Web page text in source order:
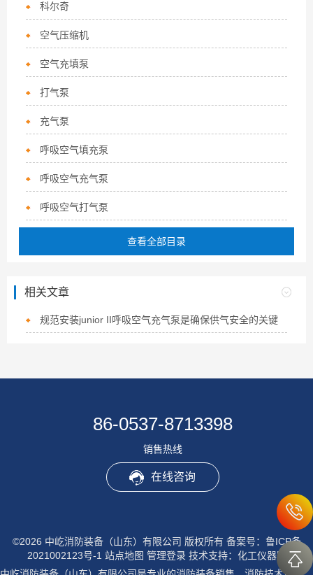
科尔奇
空气压缩机
空气充填泵
打气泵
充气泵
呼吸空气填充泵
呼吸空气充气泵
呼吸空气打气泵
查看全部目录
相关文章
规范安装junior II呼吸空气充气泵是确保供气安全的关键
86-0537-8713398
销售热线
在线咨询
©2026 中屹消防装备（山东）有限公司 版权所有 备案号：鲁ICP备
2021002123号-1 站点地图 管理登录技术支持： 化工仪器网